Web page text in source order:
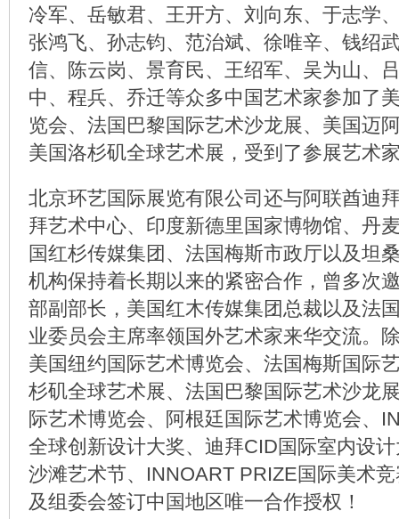
冷军、岳敏君、王开方、刘向东、于志学
张鸿飞、孙志钧、范治斌、徐唯辛、钱绍
信、陈云岗、景育民、王绍军、吴为山、
中、程兵、乔迁等众多中国艺术家参加了
览会、法国巴黎国际艺术沙龙展、美国迈
美国洛杉矶全球艺术展，受到了参展艺术
北京环艺国际展览有限公司还与阿联酋迪
拜艺术中心、印度新德里国家博物馆、丹
国红杉传媒集团、法国梅斯市政厅以及坦
机构保持着长期以来的紧密合作，曾多次
部副部长，美国红木传媒集团总裁以及法
业委员会主席率领国外艺术家来华交流。
美国纽约国际艺术博览会、法国梅斯国际
杉矶全球艺术展、法国巴黎国际艺术沙龙
际艺术博览会、阿根廷国际艺术博览会、
全球创新设计大奖、迪拜CID国际室内设
沙滩艺术节、INNOART PRIZE国际美术
及组委会签订中国地区唯一合作授权！